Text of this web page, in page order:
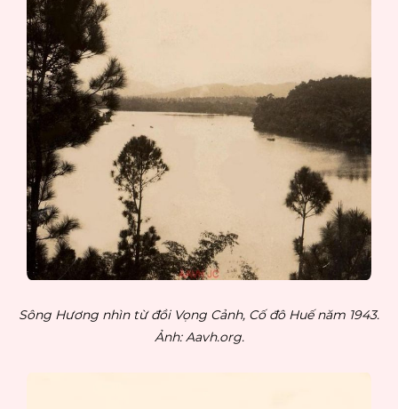
Sông Hương nhìn từ đồi Vọng Cảnh, Cố đô Huế năm 1943.
Ảnh: Aavh.org.